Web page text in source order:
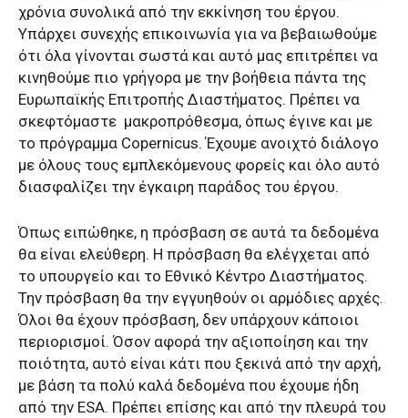
χρόνια συνολικά από την εκκίνηση του έργου.
Υπάρχει συνεχής επικοινωνία για να βεβαιωθούμε
ότι όλα γίνονται σωστά και αυτό μας επιτρέπει να
κινηθούμε πιο γρήγορα με την βοήθεια πάντα της
Ευρωπαϊκής Επιτροπής Διαστήματος. Πρέπει να
σκεφτόμαστε μακροπρόθεσμα, όπως έγινε και με
το πρόγραμμα Copernicus. Έχουμε ανοιχτό διάλογο
με όλους τους εμπλεκόμενους φορείς και όλο αυτό
διασφαλίζει την έγκαιρη παράδος του έργου.
Όπως ειπώθηκε, η πρόσβαση σε αυτά τα δεδομένα
θα είναι ελεύθερη. Η πρόσβαση θα ελέγχεται από
το υπουργείο και το Εθνικό Κέντρο Διαστήματος.
Την πρόσβαση θα την εγγυηθούν οι αρμόδιες αρχές.
Όλοι θα έχουν πρόσβαση, δεν υπάρχουν κάποιοι
περιορισμοί. Όσον αφορά την αξιοποίηση και την
ποιότητα, αυτό είναι κάτι που ξεκινά από την αρχή,
με βάση τα πολύ καλά δεδομένα που έχουμε ήδη
από την ESA. Πρέπει επίσης και από την πλευρά του